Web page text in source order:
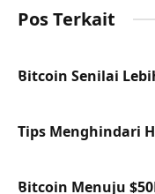
Pos Terkait
Bitcoin Senilai
Tips Menghindari
Bitcoin Menuju